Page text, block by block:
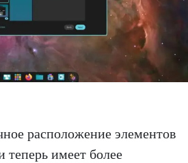
расположение элементов
теперь имеет более